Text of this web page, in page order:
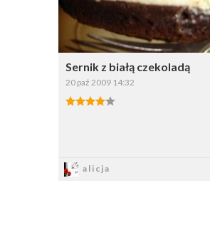
Sernik z białą czekoladą
20 paź 2009 14:32
alicja